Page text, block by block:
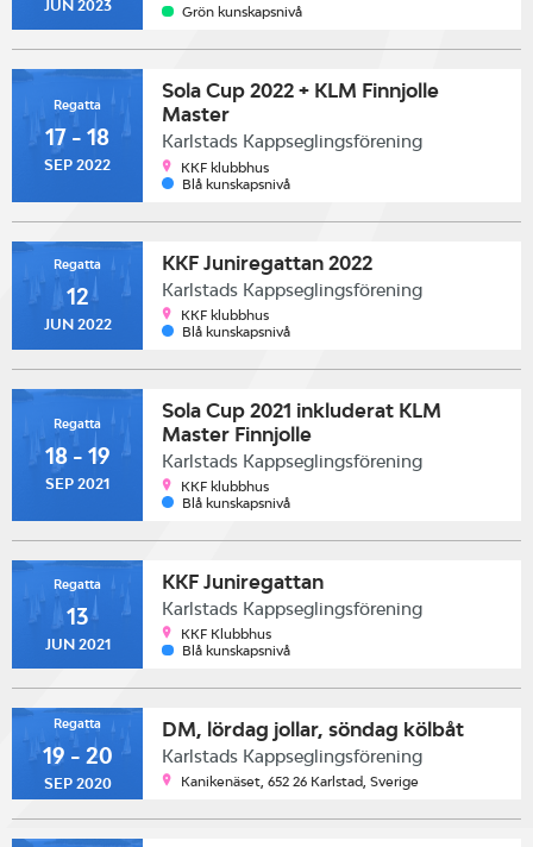
JUN 2023
Grön kunskapsnivå
Regatta
17 - 18
SEP 2022
Sola Cup 2022 + KLM Finnjolle
Master
Karlstads Kappseglingsförening
KKF klubbhus
Blå kunskapsnivå
Regatta
12
JUN 2022
KKF Juniregattan 2022
Karlstads Kappseglingsförening
KKF klubbhus
Blå kunskapsnivå
Regatta
18 - 19
SEP 2021
Sola Cup 2021 inkluderat KLM
Master Finnjolle
Karlstads Kappseglingsförening
KKF klubbhus
Blå kunskapsnivå
Regatta
13
JUN 2021
KKF Juniregattan
Karlstads Kappseglingsförening
KKF Klubbhus
Blå kunskapsnivå
Regatta
19 - 20
SEP 2020
DM, lördag jollar, söndag kölbåt
Karlstads Kappseglingsförening
Kanikenäset, 652 26 Karlstad, Sverige